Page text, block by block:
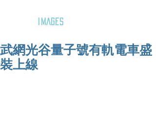
IMAGES
武網光谷量子號有軌電車盛
裝上線